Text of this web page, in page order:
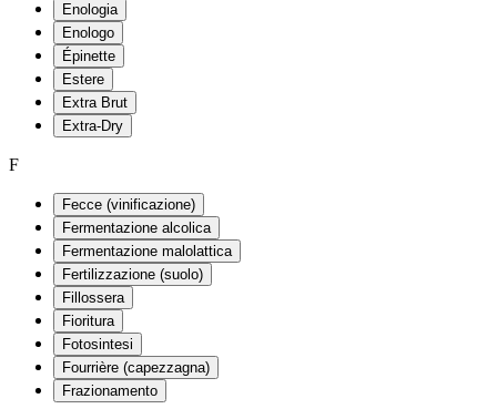
Enologia
Enologo
Épinette
Estere
Extra Brut
Extra-Dry
F
Fecce (vinificazione)
Fermentazione alcolica
Fermentazione malolattica
Fertilizzazione (suolo)
Fillossera
Fioritura
Fotosintesi
Fourrière (capezzagna)
Frazionamento